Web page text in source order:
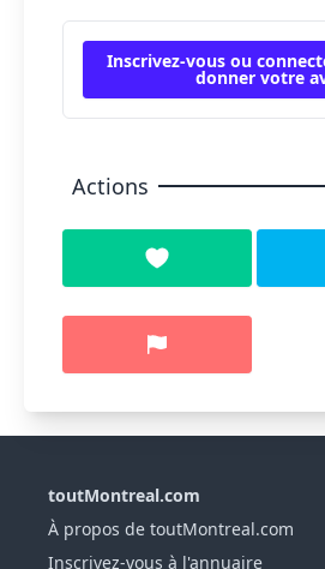
Inscrivez-vous ou
donner votre
Actions
toutMontreal.com
À propos de toutMontreal.com
Inscrivez-vous à l'annuaire